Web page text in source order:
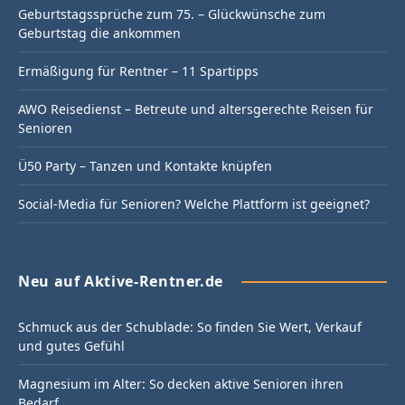
Geburtstagssprüche zum 75. – Glückwünsche zum
Geburtstag die ankommen
Ermäßigung für Rentner – 11 Spartipps
AWO Reisedienst – Betreute und altersgerechte Reisen für
Senioren
Ü50 Party – Tanzen und Kontakte knüpfen
Social-Media für Senioren? Welche Plattform ist geeignet?
Neu auf Aktive-Rentner.de
Schmuck aus der Schublade: So finden Sie Wert, Verkauf
und gutes Gefühl
Magnesium im Alter: So decken aktive Senioren ihren